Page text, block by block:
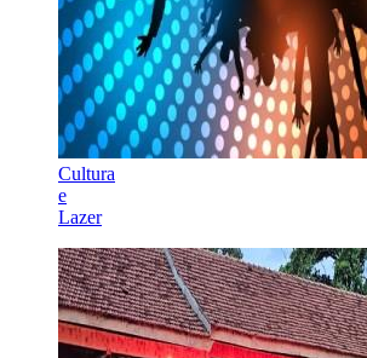
Cultura
e
Lazer